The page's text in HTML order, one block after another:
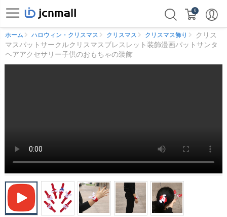
0
ホーム ハロウィン・クリスマス クリスマス クリスマス飾り
クリス
マスパットサークルクリスマスブレスレット装飾漫画パットサンタ
ヘアアクセサリー子供のおもちゃの装飾